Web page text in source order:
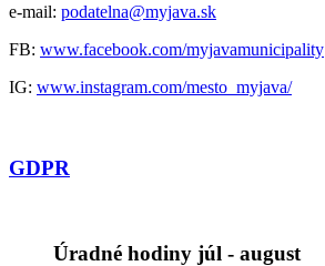
e-mail: podatelna@myjava.sk
FB: www.facebook.com/myjavamunicipality
IG: www.instagram.com/mesto_myjava/
GDPR
Úradné hodiny júl - august